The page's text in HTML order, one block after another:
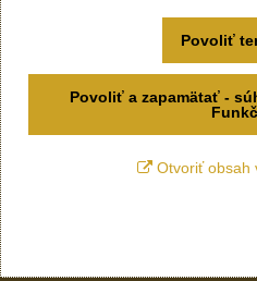
Povoliť
Povoliť a zapamätať -
Otvoriť obsah